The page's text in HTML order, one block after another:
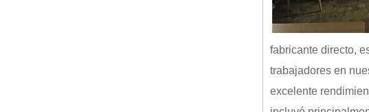
fabricante directo,
trabajadores en
excelente